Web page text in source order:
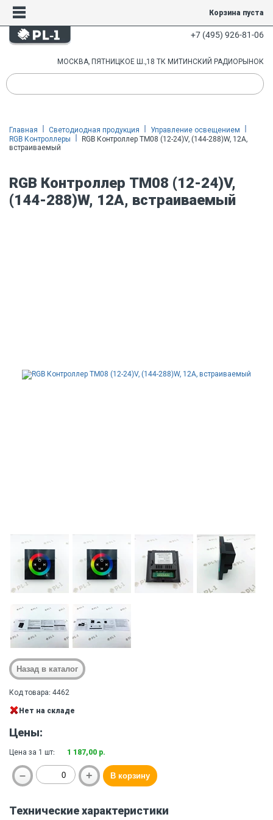
Корзина пуста
+7 (495) 926-81-06
МОСКВА, ПЯТНИЦКОЕ Ш.,18 ТК МИТИНСКИЙ РАДИОРЫНОК
Главная Светодиодная продукция
Управление освещением
RGB Контроллеры
RGB Контроллер TM08 (12-24)V, (144-288)W, 12A,
встраиваемый
RGB Контроллер TM08 (12-24)V,
(144-288)W, 12A, встраиваемый
Код товара: 4462
Нет на складе
Цены:
Цена за 1 шт: 1 187,00 р.
Технические характеристики